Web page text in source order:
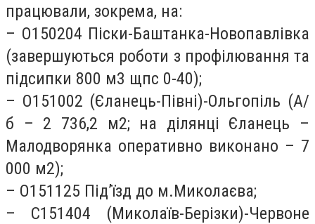
працювали, зокрема, на:
– О150204 Піски-Баштанка-Новопавлівка
(завершуються роботи з профілювання та
підсипки 800 м3 щпс 0-40);
– О151002 (Єланець-Півні)-Ольгопіль (А/
б – 2 736,2 м2; на ділянці Єланець –
Малодворянка оперативно виконано – 7
000 м2);
– О151125 Під’їзд до м.Миколаєва;
– С151404 (Миколаїв-Берізки)-Червоне